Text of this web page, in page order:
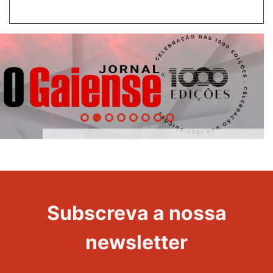
Evento
Subscreva a nossa
newsletter